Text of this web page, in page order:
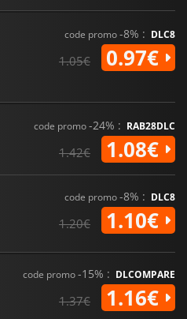
code promo-8% : DLC8
1.05€ 0.97€
code promo-24% : RAB28DLC
1.42€ 1.08€
code promo-8% : DLC8
1.20€ 1.10€
code promo-15% : DLCOMPARE
1.37€ 1.16€